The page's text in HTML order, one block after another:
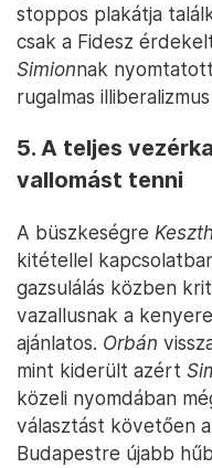
stoppos plakátja
csak a Fidesz
Simionnak
rugalmas
5. A teljes
vallomást tenni
A büszkeségre
kitétellel
gazsulálás közben
vazallusnak a
ajánlatos. Orbán
mint kiderült azért
közeli nyomdában
választást követően
Budapestre újabb